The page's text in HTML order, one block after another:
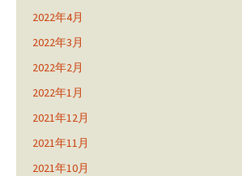
2022年4月
2022年3月
2022年2月
2022年1月
2021年12月
2021年11月
2021年10月